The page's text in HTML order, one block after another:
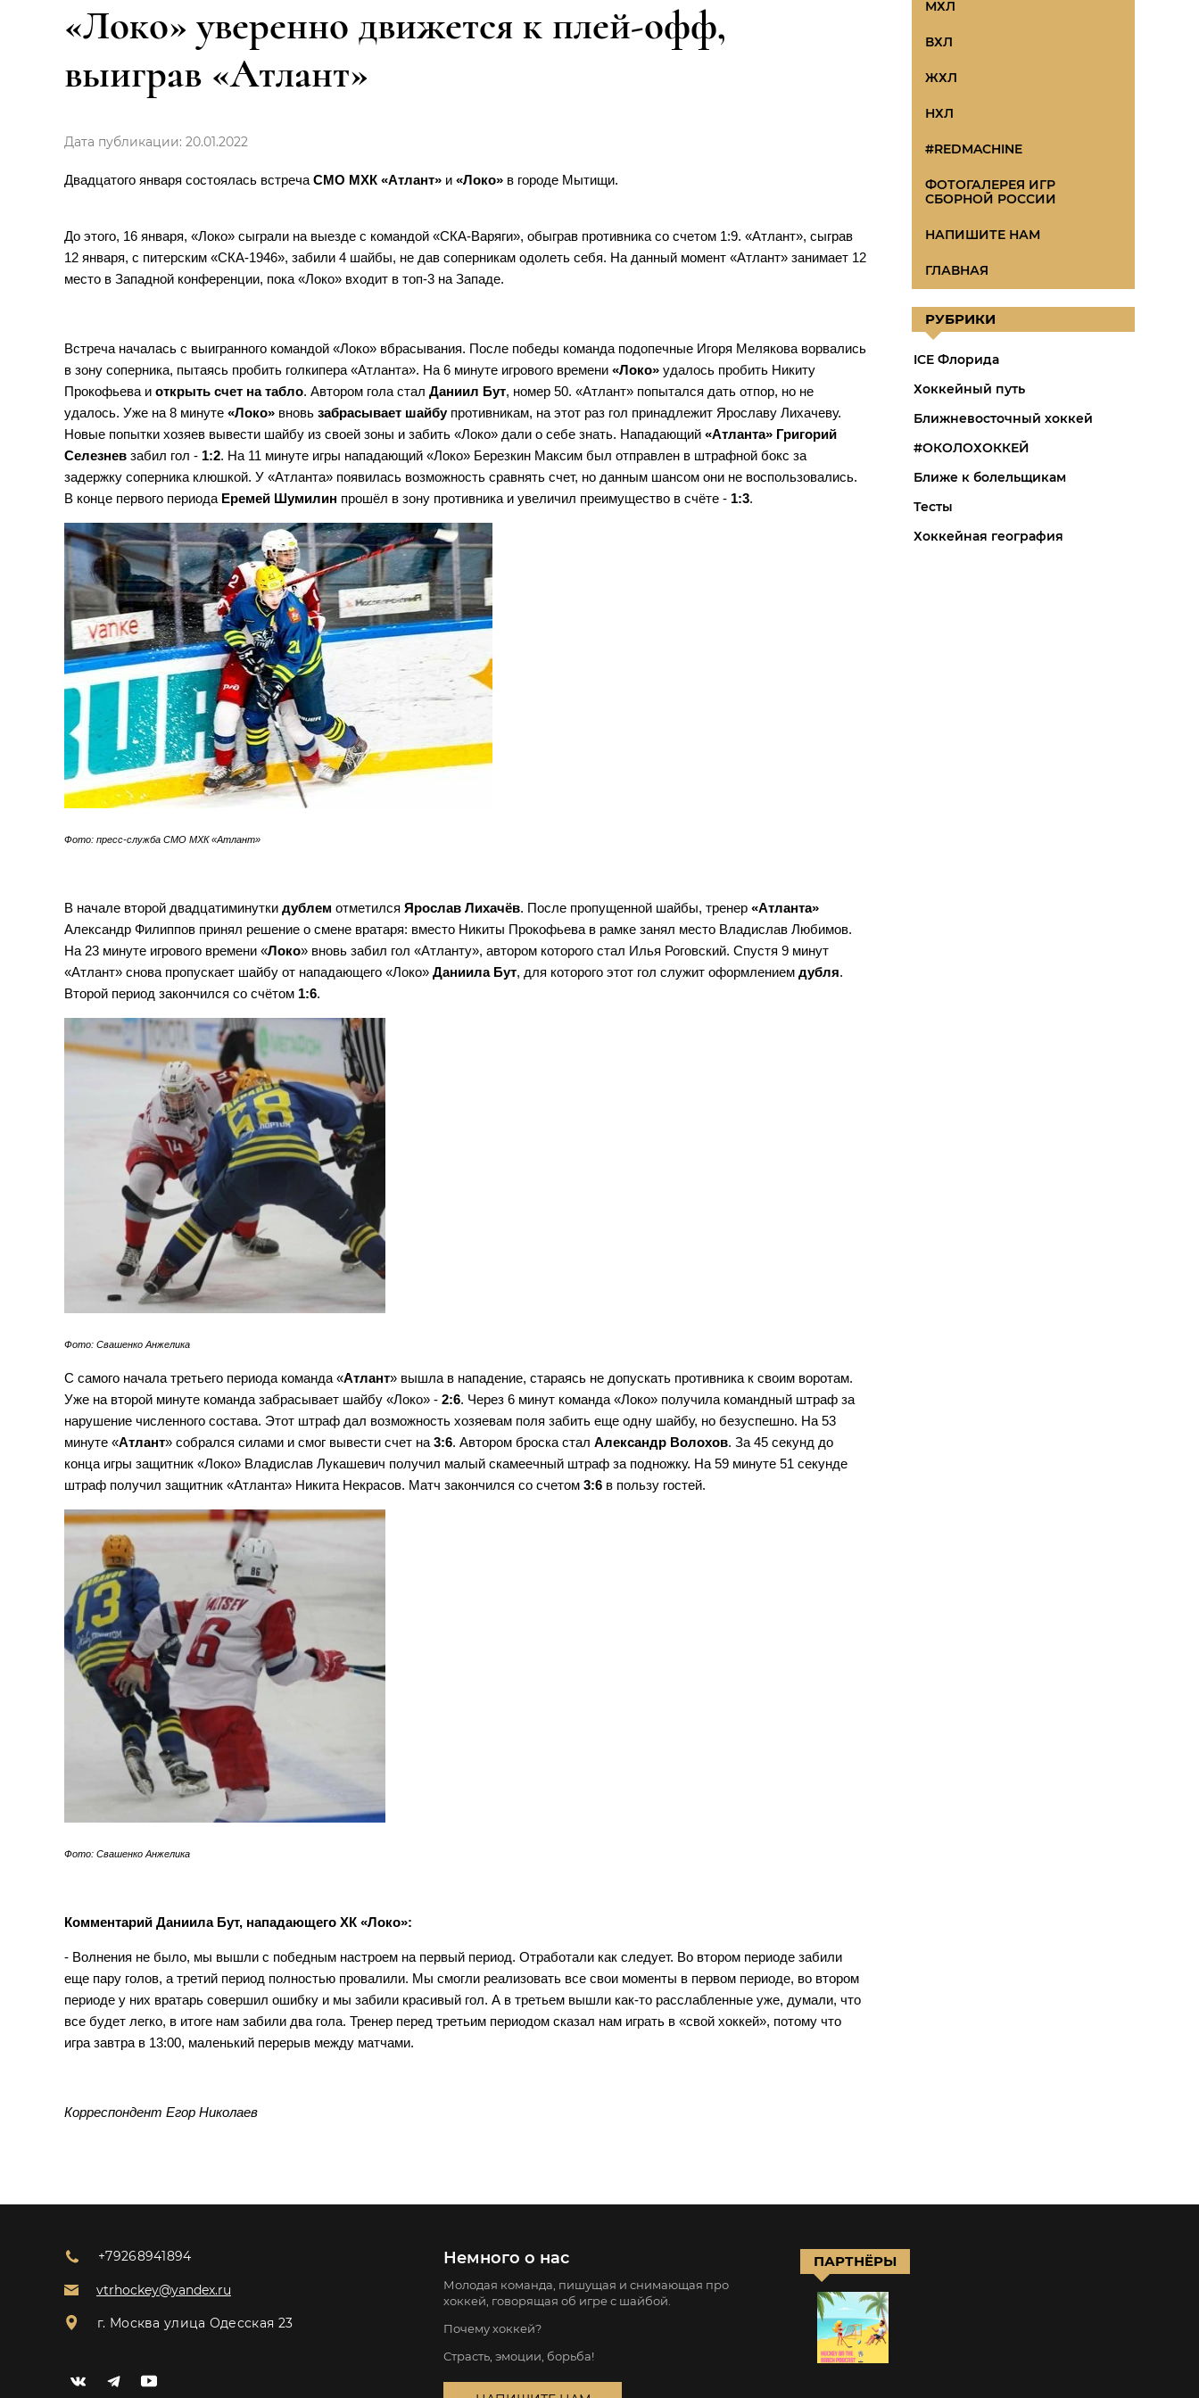
«Локо» уверенно движется к плей-офф,
выиграв «Атлант»
Дата публикации: 20.01.2022
Двадцатого января состоялась встречаСМО МХК «Атлант» и «Локо» в городе Мытищи.
До этого, 16 января, «Локо» сыграли на выезде с командой «СКА-Варяги», обыграв противника со счетом 1:9. «Атлант», сыграв
12 января, с питерским «СКА-1946», забили 4 шайбы, не дав соперникам одолеть себя. На данный момент «Атлант» занимает 12
место в Западной конференции, пока «Локо» входит в топ-3 на Западе.
Встреча началась с выигранного командой «Локо» вбрасывания. После победы команда подопечные Игоря Мелякова ворвались
в зону соперника, пытаясь пробить голкипера «Атланта». На 6 минуте игрового времени «Локо» удалось пробить Никиту
Прокофьева и открыть счет на табло. Автором гола стал Даниил Бут, номер 50. «Атлант» попытался дать отпор, но не
удалось. Уже на 8 минуте «Локо» вновь забрасывает шайбупротивникам, на этот раз гол принадлежит Ярославу Лихачеву.
Новые попытки хозяев вывести шайбу из своей зоны и забить «Локо» дали о себе знать. Нападающий «Атланта» Григорий
Селезнев забил гол - 1:2. На 11 минуте игры нападающий «Локо» Березкин Максим был отправлен в штрафной бокс за
задержку соперника клюшкой. У «Атланта» появилась возможность сравнять счет, но данным шансом они не воспользовались.
В конце первого периода Еремей Шумилин прошёл в зону противника и увеличил преимущество в счёте - 1:3.
Фото: пресс-служба СМО МХК «Атлант»
В начале второй двадцатиминутки дублем отметился Ярослав Лихачёв. После пропущенной шайбы, тренер «Атланта»
Александр Филиппов принял решение о смене вратаря: вместо Никиты Прокофьева в рамке занял место Владислав Любимов.
На 23 минуте игрового времени «Локо» вновь забил гол «Атланту», автором которого стал Илья Роговский. Спустя 9 минут
«Атлант» снова пропускает шайбу от нападающего «Локо» Даниила Бут, для которого этот гол служит оформлением дубля.
Второй период закончился со счётом 1:6.
Фото: Свашенко Анжелика
С самого начала третьего периода команда «Атлант» вышла в нападение, стараясь не допускать противника к своим воротам.
Уже на второй минуте команда забрасывает шайбу «Локо» - 2:6. Через 6 минут команда «Локо» получила командный штраф за
нарушение численного состава. Этот штраф дал возможность хозяевам поля забить еще одну шайбу, но безуспешно. На 53
минуте «Атлант» собрался силами и смог вывести счет на3:6. Автором броска стал Александр Волохов. За 45 секунд до
конца игры защитник «Локо» Владислав Лукашевич получил малый скамеечный штраф за подножку. На 59 минуте 51 секунде
штраф получил защитник «Атланта» Никита Некрасов. Матч закончился со счетом 3:6 в пользу гостей.
Фото: Свашенко Анжелика
Комментарий Даниила Бут, нападающего ХК «Локо»:
- Волнения не было, мы вышли с победным настроем на первый период. Отработали как следует. Во втором периоде забили
еще пару голов, а третий период полностью провалили. Мы смогли реализовать все свои моменты в первом периоде, во втором
периоде у них вратарь совершил ошибку и мы забили красивый гол. А в третьем вышли как-то расслабленные уже, думали, что
все будет легко, в итоге нам забили два гола. Тренер перед третьим периодом сказал нам играть в «свой хоккей», потому что
игра завтра в 13:00, маленький перерыв между матчами.
Корреспондент Егор Николаев
МХЛ
ВХЛ
ЖХЛ
НХЛ
#REDMACHINE
ФОТОГАЛЕРЕЯ ИГР
СБОРНОЙ РОССИИ
НАПИШИТЕ НАМ
ГЛАВНАЯ
РУБРИКИ
ICE Флорида
Хоккейный путь
Ближневосточный хоккей
#ОКОЛОХОККЕЙ
Ближе к болельщикам
Тесты
Хоккейная география
+79268941894
vtrhockey@yandex.ru
г. Москва улица Одесская 23
Немного о нас
Молодая команда, пишущая и снимающая про
хоккей, говорящая об игре с шайбой.
Почему хоккей?
Страсть, эмоции, борьба!
ПАРТНЁРЫ